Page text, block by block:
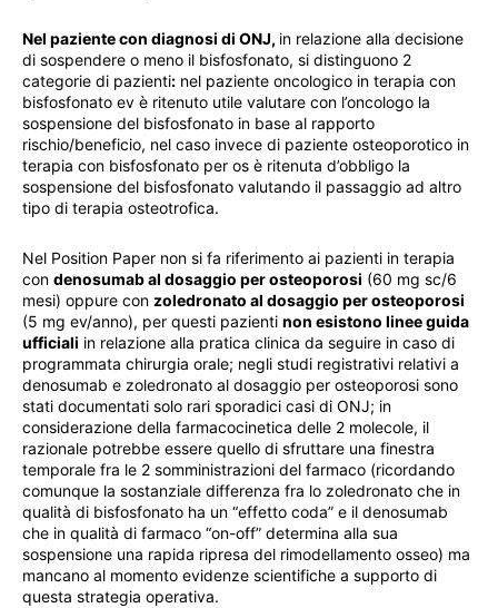
Nel paziente con diagnosi di ONJ, in relazione alla decisione
di sospendere o meno il bisfosfonato, si distinguono 2
categorie di pazienti: nel paziente oncologico in terapia con
bisfosfonato ev è ritenuto utile valutare con l’oncologo la
sospensione del bisfosfonato in base al rapporto
rischio/beneficio, nel caso invece di paziente osteoporotico in
terapia con bisfosfonato per os è ritenuta d’obbligo la
sospensione del bisfosfonato valutando il passaggio ad altro
tipo di terapia osteotrofica.
Nel Position Paper non si fa riferimento ai pazienti in terapia
con denosumab al dosaggio per osteoporosi (60 mg sc/6
mesi) oppure con zoledronato al dosaggio per osteoporosi
(5 mg ev/anno), per questi pazienti non esistono linee guida
ufficiali in relazione alla pratica clinica da seguire in caso di
programmata chirurgia orale; negli studi registrativi relativi a
denosumab e zoledronato al dosaggio per osteoporosi sono
stati documentati solo rari sporadici casi di ONJ; in
considerazione della farmacocinetica delle 2 molecole, il
razionale potrebbe essere quello di sfruttare una finestra
temporale fra le 2 somministrazioni del farmaco (ricordando
comunque la sostanziale differenza fra lo zoledronato che in
qualità di bisfosfonato ha un “effetto coda” e il denosumab
che in qualità di farmaco “on-off” determina alla sua
sospensione una rapida ripresa del rimodellamento osseo) ma
mancano al momento evidenze scientifiche a supporto di
questa strategia operativa.